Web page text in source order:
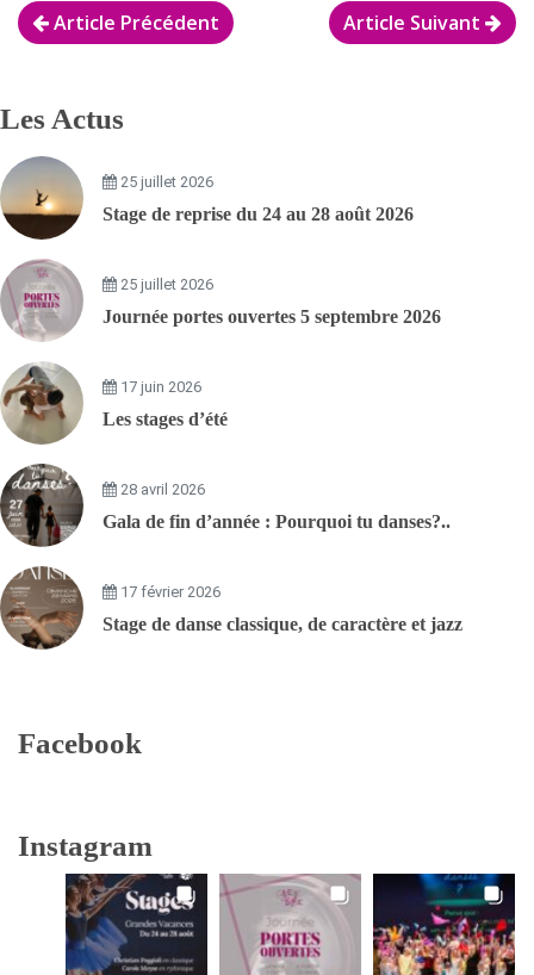
Article Précédent Article Suivant
Les Actus
25 juillet 2026
Stage de reprise du 24 au 28 août 2026
25 juillet 2026
Journée portes ouvertes 5 septembre 2026
17 juin 2026
Les stages d’été
28 avril 2026
Gala de fin d’année : Pourquoi tu danses?..
17 février 2026
Stage de danse classique, de caractère et jazz
Facebook
Instagram